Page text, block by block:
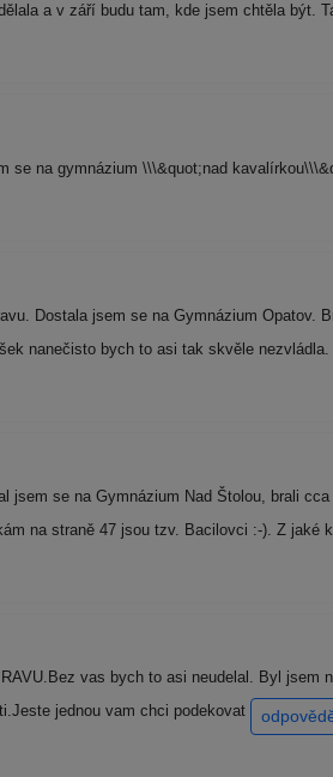
a v září budu tam, kde jsem chtěla být.
se na gymnázium \\\&quot;nad
Dostala jsem se na Gymnázium
nanečisto bych to asi tak skvěle
jsem se na Gymnázium Nad Štolou, brali
na straně 47 jsou tzv. Bacilovci :-). Z jaké
vas bych to asi neudelal. Byl jsem
jednou vam chci podekovat